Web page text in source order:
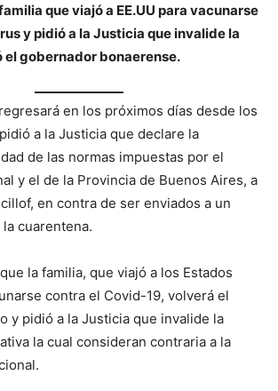
que viajó a EE.UU para vacunarse
y pidió a la Justicia que invalide la
el gobernador bonaerense.
en los próximos días desde los
a la Justicia que declare la
de las normas impuestas por el
y el de la Provincia de Buenos Aires, a
en contra de ser enviados a un
cuarentena.
la familia, que viajó a los Estados
contra el Covid-19, volverá el
y pidió a la Justicia que invalide la
la cual consideran contraria a la